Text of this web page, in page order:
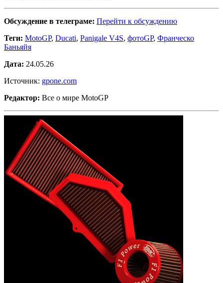
Обсуждение в телеграме: Перейти к обсуждению
Теги: MotoGP, Ducati, Panigale V4S, фотоGP, Франческо
Баньяйя
Дата: 24.05.26
Источник: gpone.com
Редактор: Все о мире MotoGP